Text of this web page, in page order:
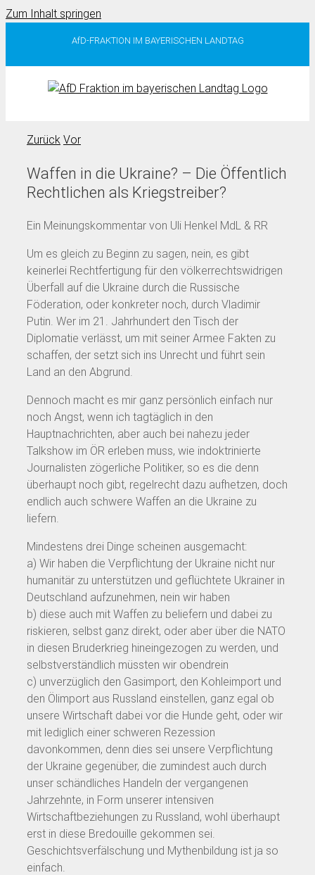
Zum Inhalt springen
AfD-FRAKTION IM BAYERISCHEN LANDTAG
Zurück Vor
Waffen in die Ukraine? – Die Öffentlich
Rechtlichen als Kriegstreiber?
Ein Meinungskommentar von Uli Henkel MdL & RR
Um es gleich zu Beginn zu sagen, nein, es gibt
keinerlei Rechtfertigung für den völkerrechtswidrigen
Überfall auf die Ukraine durch die Russische
Föderation, oder konkreter noch, durch Vladimir
Putin. Wer im 21. Jahrhundert den Tisch der
Diplomatie verlässt, um mit seiner Armee Fakten zu
schaffen, der setzt sich ins Unrecht und führt sein
Land an den Abgrund.
Dennoch macht es mir ganz persönlich einfach nur
noch Angst, wenn ich tagtäglich in den
Hauptnachrichten, aber auch bei nahezu jeder
Talkshow im ÖR erleben muss, wie indoktrinierte
Journalisten zögerliche Politiker, so es die denn
überhaupt noch gibt, regelrecht dazu aufhetzen, doch
endlich auch schwere Waffen an die Ukraine zu
liefern.
Mindestens drei Dinge scheinen ausgemacht:
a) Wir haben die Verpflichtung der Ukraine nicht nur
humanitär zu unterstützen und geflüchtete Ukrainer in
Deutschland aufzunehmen, nein wir haben
b) diese auch mit Waffen zu beliefern und dabei zu
riskieren, selbst ganz direkt, oder aber über die NATO
in diesen Bruderkrieg hineingezogen zu werden, und
selbstverständlich müssten wir obendrein
c) unverzüglich den Gasimport, den Kohleimport und
den Ölimport aus Russland einstellen, ganz egal ob
unsere Wirtschaft dabei vor die Hunde geht, oder wir
mit lediglich einer schweren Rezession
davonkommen, denn dies sei unsere Verpflichtung
der Ukraine gegenüber, die zumindest auch durch
unser schändliches Handeln der vergangenen
Jahrzehnte, in Form unserer intensiven
Wirtschaftbeziehungen zu Russland, wohl überhaupt
erst in diese Bredouille gekommen sei.
Geschichtsverfälschung und Mythenbildung ist ja so
einfach.